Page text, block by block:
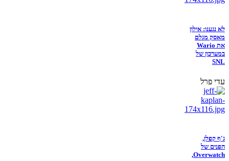
לא נגענו: אילון
מאסק מגלם
את Wario
במערכון של
SNL
עדי פרל
ג'ף קפלן,
הפנים של
Overwatch,